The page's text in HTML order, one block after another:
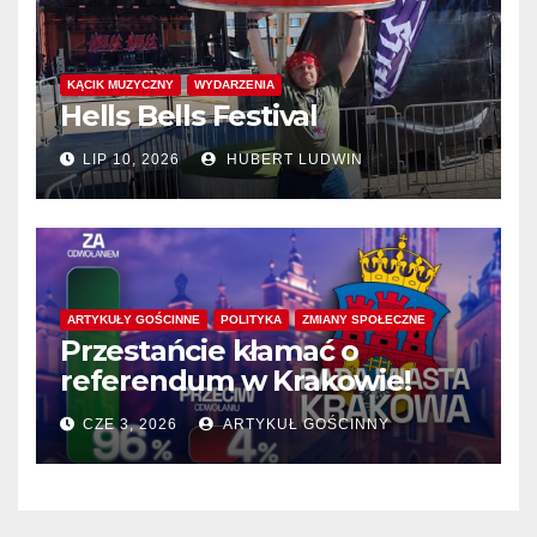
KĄCIK MUZYCZNY WYDARZENIA
Hells Bells Festival
LIP 10, 2026 HUBERT LUDWIN
ARTYKUŁY GOŚCINNE POLITYKA ZMIANY SPOŁECZNE
Przestańcie kłamać o
referendum w Krakowie!
CZE 3, 2026 ARTYKUŁ GOŚCINNY